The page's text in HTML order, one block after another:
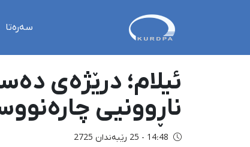
سەرەتا
ناڕوونیی
14:48 - 25 رێبەندان 2725